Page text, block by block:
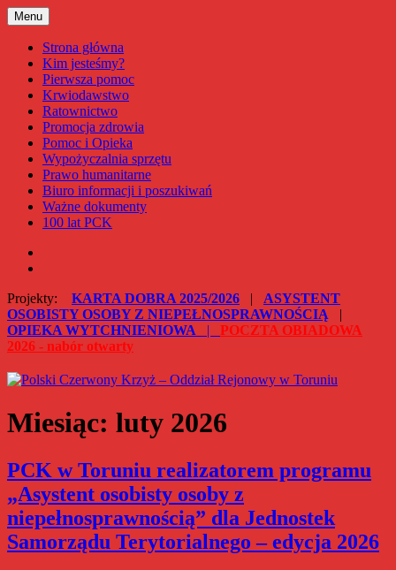
Przejdź
do
treści
Polski Czerwony Krzyż – Oddział Rejonowy w Toruniu
Menu
Strona główna
Kim jesteśmy?
Pierwsza pomoc
Krwiodawstwo
Ratownictwo
Promocja zdrowia
Pomoc i Opieka
Wypożyczalnia sprzętu
Prawo humanitarne
Biuro informacji i poszukiwań
Ważne dokumenty
100 lat PCK
Projekty: KARTA DOBRA 2025/2026 | ASYSTENT
OSOBISTY OSOBY Z NIEPEŁNOSPRAWNOŚCIĄ |
OPIEKA WYTCHNIENIOWA | POCZTA OBIADOWA
2026 - nabór otwarty
Miesiąc: luty 2026
PCK w Toruniu realizatorem programu
„Asystent osobisty osoby z
niepełnosprawnością” dla Jednostek
Samorządu Terytorialnego – edycja 2026